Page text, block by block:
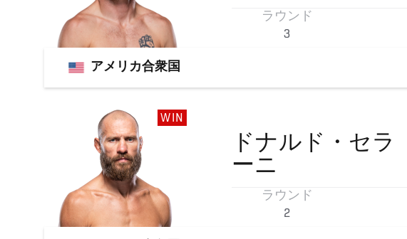
ラウンド
3
アメリカ合衆国
WIN
ドナルド・セラ
ーニ
ラウンド
2